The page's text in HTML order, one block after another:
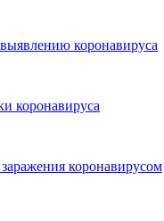
коронавируса
коронавируса
коронавирусом